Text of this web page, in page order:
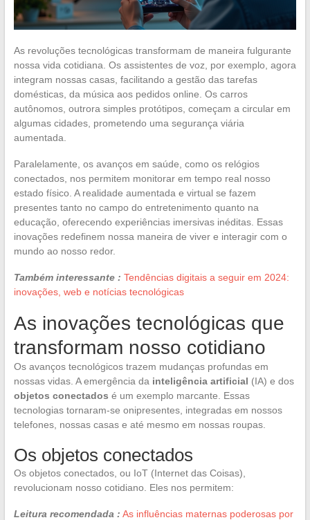
As revoluções tecnológicas transformam de maneira fulgurante
nossa vida cotidiana. Os assistentes de voz, por exemplo, agora
integram nossas casas, facilitando a gestão das tarefas
domésticas, da música aos pedidos online. Os carros
autônomos, outrora simples protótipos, começam a circular em
algumas cidades, prometendo uma segurança viária
aumentada.
Paralelamente, os avanços em saúde, como os relógios
conectados, nos permitem monitorar em tempo real nosso
estado físico. A realidade aumentada e virtual se fazem
presentes tanto no campo do entretenimento quanto na
educação, oferecendo experiências imersivas inéditas. Essas
inovações redefinem nossa maneira de viver e interagir com o
mundo ao nosso redor.
Também interessante : Tendências digitais a seguir em 2024:
inovações, web e notícias tecnológicas
As inovações tecnológicas que
transformam nosso cotidiano
Os avanços tecnológicos trazem mudanças profundas em
nossas vidas. A emergência da inteligência artificial (IA) e dos
objetos conectados é um exemplo marcante. Essas
tecnologias tornaram-se onipresentes, integradas em nossos
telefones, nossas casas e até mesmo em nossas roupas.
Os objetos conectados
Os objetos conectados, ou IoT (Internet das Coisas),
revolucionam nosso cotidiano. Eles nos permitem:
Leitura recomendada : As influências maternas poderosas por